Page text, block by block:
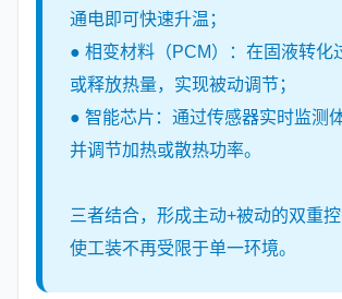
通电即可快速升温；
● 相变材料（PCM）：在固液转化
或释放热量，实现被动调节；
● 智能芯片：通过传感器实时监测
并调节加热或散热功率。
三者结合，形成主动+被动的双重控
使工装不再受限于单一环境。